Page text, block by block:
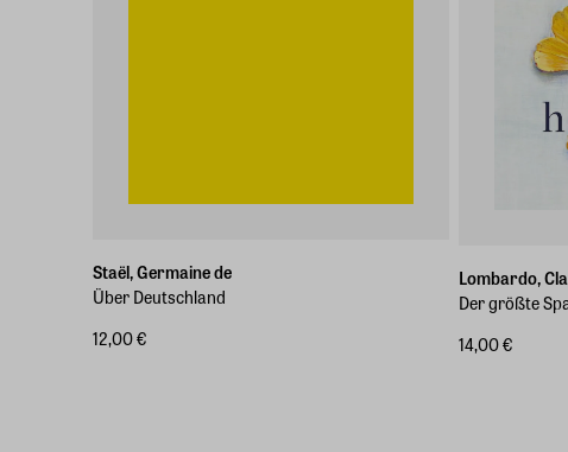
Staël, Germaine de
Über Deutschland
12,00 €
Lombardo,
Der größte
14,00 €